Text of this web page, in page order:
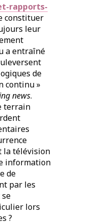
rapports-
constituer
leur
a entraîné
de
continu »
news.
terrain
la télévision
information
de
par les
lors
?